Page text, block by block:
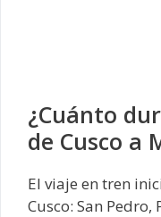
¿Cuánto
de Cusco a
El viaje en tren
Cusco: San